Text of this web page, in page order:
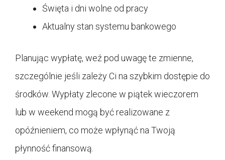
Święta i dni wolne od pracy
Aktualny stan systemu bankowego
Planując wypłatę, weź pod uwagę te zmienne,
szczególnie jeśli zależy Ci na szybkim dostępie do
środków. Wypłaty zlecone w piątek wieczorem
lub w weekend mogą być realizowane z
opóźnieniem, co może wpłynąć na Twoją
płynność finansową.